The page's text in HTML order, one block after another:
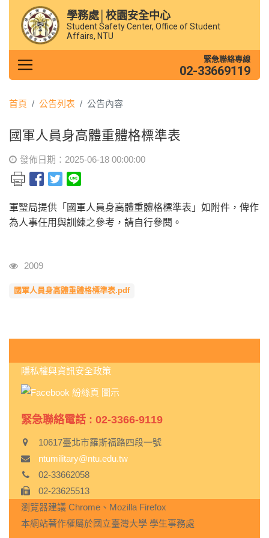
學務處│校園安全中心
Student Safety Center, Office of Student
Affairs, NTU
緊急聯絡專線
02-33669119
首頁 公告列表 公告內容
國軍人員身高體重體格標準表
發佈日期：2025-06-18 00:00:00
軍瑿局提供「國軍人員身高體重體格標準表」如附件，俾作
為人事任用與訓練之參考，請自行參閱。
瀏覽人次
2009
國軍人員身高體重體格標準表.pdf
:::
隱私權與資訊安全政策
緊急聯絡電話 : 02-3366-9119
10617臺北市羅斯福路四段一號
ntumilitary@ntu.edu.tw
02-33662058
02-23625513
瀏覽器建議 Chrome、Mozilla Firefox
本網站著作權屬於國立臺灣大學 學生事務處